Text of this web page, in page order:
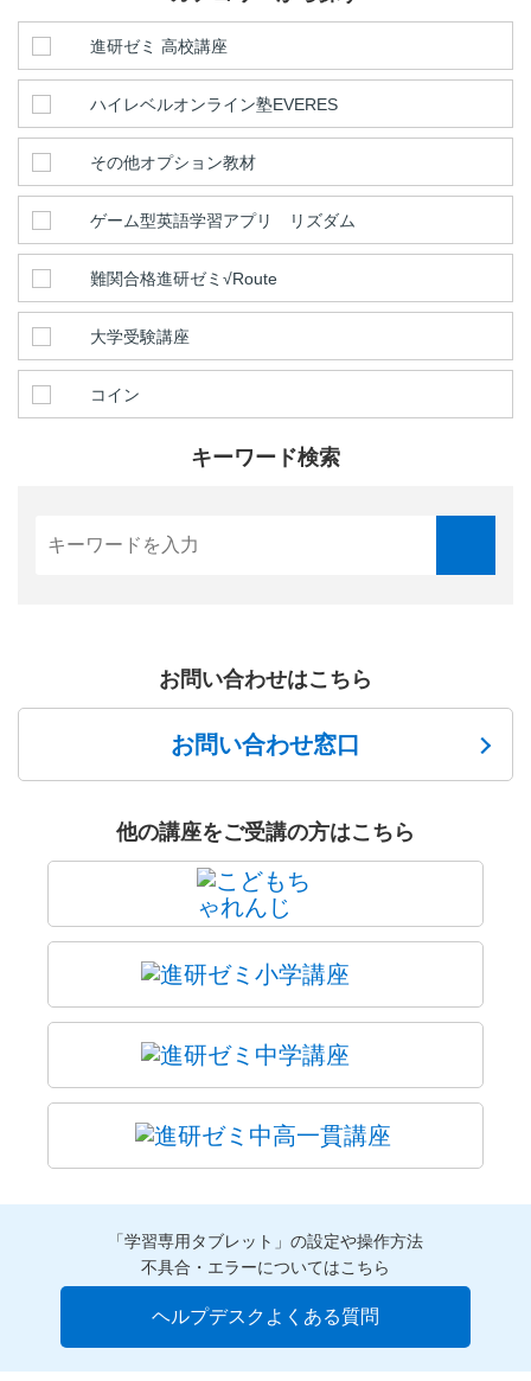
進研ゼミ高校講座のご紹介はこちら
会員サイトはこちら
進研ゼミ 高校講座
ハイレベルオンライン塾EVERES
その他オプション教材
ゲーム型英語学習アプリ リズダム
難関合格進研ゼミ√Route
大学受験講座
コイン
キーワード検索
お問い合わせはこちら
お問い合わせ窓口
他の講座をご受講の方はこちら
「学習専用タブレット」の設定や操作方法
不具合・エラーについてはこちら
ヘルプデスクよくある質問